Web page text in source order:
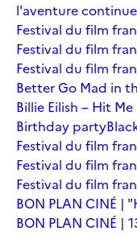
l'aventure continue
Festival du film
Festival du film
Festival du film
Better Go Mad in
Billie Eilish – Hit
Birthday party
Festival du film
Festival du film
Festival du film
BON PLAN CINÉ |
BON PLAN CINÉ |